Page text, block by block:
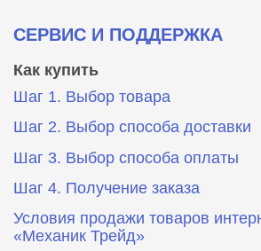
СЕРВИС И ПОДДЕРЖКА
Как купить
Шаг 1. Выбор товара
Шаг 2. Выбор способа доставки
Шаг 3. Выбор способа оплаты
Шаг 4. Получение заказа
Условия продажи товаров
«Механик Трейд»